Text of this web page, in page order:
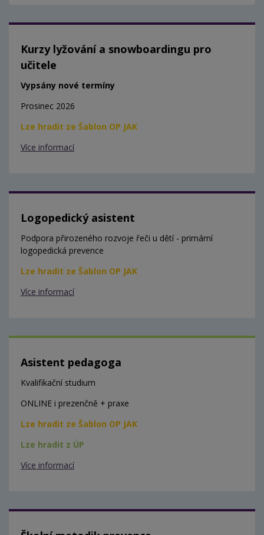
Kurzy lyžování a snowboardingu pro
učitele
Vypsány nové termíny
Prosinec 2026
Lze hradit ze Šablon OP JAK
Více informací
Logopedický asistent
Podpora přirozeného rozvoje řeči u dětí - primární
logopedická prevence
Lze hradit ze Šablon OP JAK
Více informací
Asistent pedagoga
Kvalifikační studium
ONLINE i prezenčně + praxe
Lze hradit ze Šablon OP JAK
Lze hradit z ÚP
Více informací